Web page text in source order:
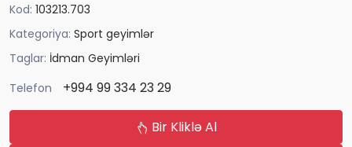
Kod: 103213.703
Kategoriya: Sport geyimlər
Taglar: İdman Geyimləri
Telefon
+994 99 334 23 29
Bir Kliklə Al